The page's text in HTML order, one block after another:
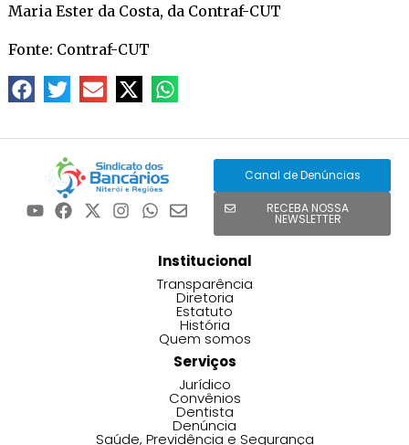
Maria Ester da Costa, da Contraf-CUT
Fonte: Contraf-CUT
Canal de Denúncias
RECEBA NOSSA
NEWSLETTER
Institucional
Transparência
Diretoria
Estatuto
História
Quem somos
Serviços
Jurídico
Convênios
Dentista
Denúncia
Saúde, Previdência e Segurança